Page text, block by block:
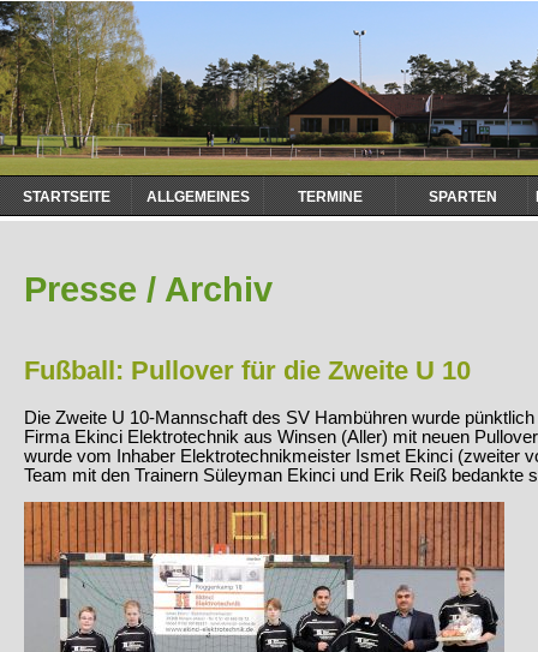
Navigation
überspringen
STARTSEITE ALLGEMEINES TERMINE SPARTEN
Presse / Archiv
Fußball: Pullover für die Zweite U 10
Die Zweite U 10-Mannschaft des SV Hambühren wurde
Firma Ekinci Elektrotechnik aus Winsen (Aller) mit neuen
wurde vom Inhaber Elektrotechnikmeister Ismet Ekinci (zweiter
Team mit den Trainern Süleyman Ekinci und Erik Reiß bedankte